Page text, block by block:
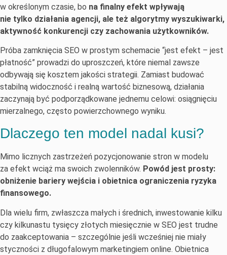
w określonym czasie, bo na finalny efekt wpływają
nie tylko działania agencji, ale też algorytmy wyszukiwarki,
aktywność konkurencji czy zachowania użytkowników.
Próba zamknięcia SEO w prostym schemacie “jest efekt – jest
płatność” prowadzi do uproszczeń, które niemal zawsze
odbywają się kosztem jakości strategii. Zamiast budować
stabilną widoczność i realną wartość biznesową, działania
zaczynają być podporządkowane jednemu celowi: osiągnięciu
mierzalnego, często powierzchownego wyniku.
Dlaczego ten model nadal kusi?
Mimo licznych zastrzeżeń pozycjonowanie stron w modelu
za efekt wciąż ma swoich zwolenników. Powód jest prosty:
obniżenie bariery wejścia i obietnica ograniczenia ryzyka
finansowego.
Dla wielu firm, zwłaszcza małych i średnich, inwestowanie kilku
czy kilkunastu tysięcy złotych miesięcznie w SEO jest trudne
do zaakceptowania – szczególnie jeśli wcześniej nie miały
styczności z długofalowym marketingiem online. Obietnica